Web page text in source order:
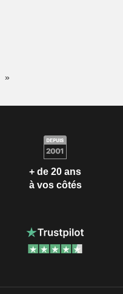
+ de 20 ans
à vos côtés